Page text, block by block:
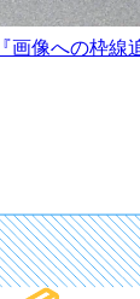
画像への枠線